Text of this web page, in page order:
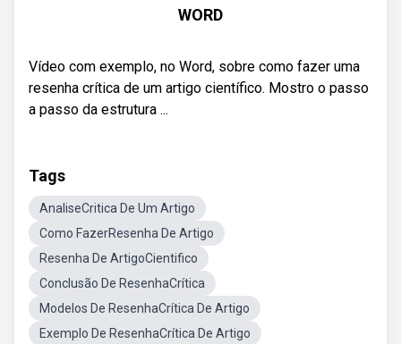
WORD
Vídeo com exemplo, no Word, sobre como fazer uma
resenha crítica de um artigo científico. Mostro o passo
a passo da estrutura ...
Tags
AnaliseCritica De Um Artigo
Como FazerResenha De Artigo
Resenha De ArtigoCientifico
Conclusão De ResenhaCrítica
Modelos De ResenhaCrítica De Artigo
Exemplo De ResenhaCrítica De Artigo